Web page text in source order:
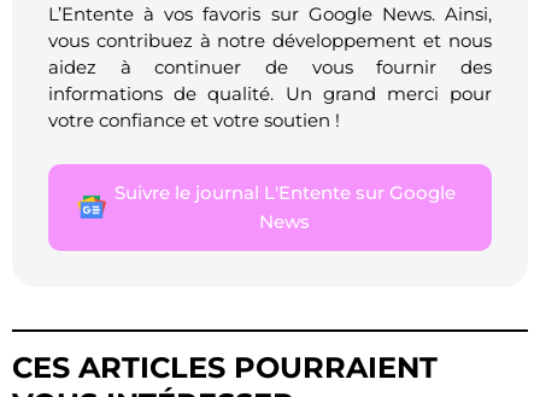
L’Entente à vos favoris sur Google News. Ainsi,
vous contribuez à notre développement et nous
aidez à continuer de vous fournir des
informations de qualité. Un grand merci pour
votre confiance et votre soutien !
Suivre le journal L'Entente sur Google
News
CES ARTICLES POURRAIENT